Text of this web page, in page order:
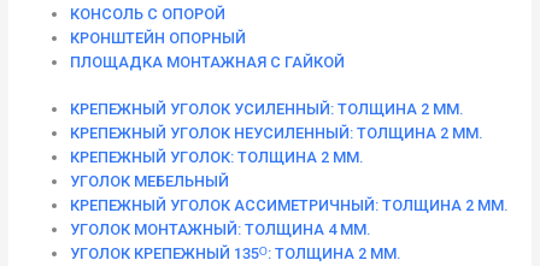
КОНСОЛЬ С ОПОРОЙ
КРОНШТЕЙН ОПОРНЫЙ
ПЛОЩАДКА МОНТАЖНАЯ С ГАЙКОЙ
КРЕПЕЖНЫЙ УГОЛОК УСИЛЕННЫЙ: ТОЛЩИНА 2 ММ.
КРЕПЕЖНЫЙ УГОЛОК НЕУСИЛЕННЫЙ: ТОЛЩИНА 2 ММ.
КРЕПЕЖНЫЙ УГОЛОК: ТОЛЩИНА 2 ММ.
УГОЛОК МЕБЕЛЬНЫЙ
КРЕПЕЖНЫЙ УГОЛОК АССИМЕТРИЧНЫЙ: ТОЛЩИНА 2 ММ.
УГОЛОК МОНТАЖНЫЙ: ТОЛЩИНА 4 ММ.
УГОЛОК КРЕПЕЖНЫЙ 135ᴼ: ТОЛЩИНА 2 ММ.